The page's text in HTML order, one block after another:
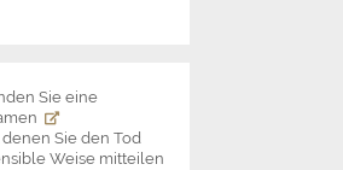
Sie eine
denen Sie den Tod
Weise mitteilen